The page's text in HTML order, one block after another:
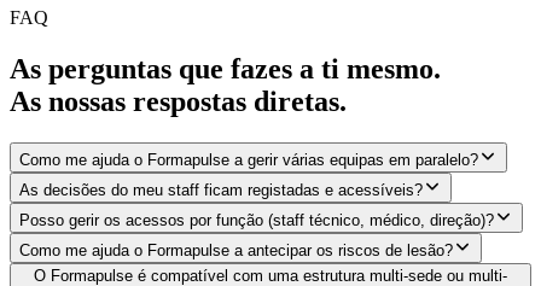
FAQ
As perguntas que fazes a ti mesmo.
As nossas respostas diretas.
Como me ajuda o Formapulse a gerir várias equipas em paralelo?
As decisões do meu staff ficam registadas e acessíveis?
Posso gerir os acessos por função (staff técnico, médico, direção)?
Como me ajuda o Formapulse a antecipar os riscos de lesão?
O Formapulse é compatível com uma estrutura multi-sede ou multi-